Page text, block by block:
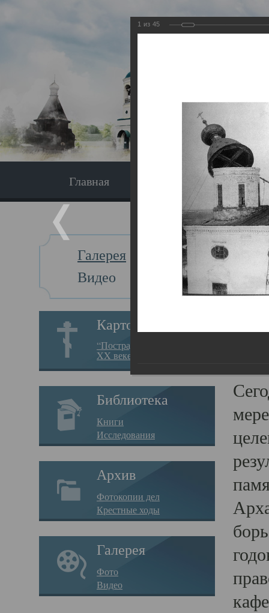
Главная Экскурсия
Галерея
Видео
Картотека
“Пострадавшие за веру в
XX веке на Севере”
Библиотека
Книги
Исследования
Архив
Фотокопии дел
Крестные ходы
Галерея
Фото
Видео
Главная
1 из 45